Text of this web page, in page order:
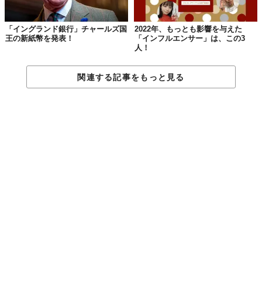
「イングランド銀行」チャールズ国
王の新紙幣を発表！
2022年、もっとも影響を与えた
「インフルエンサー」は、この3
人！
関連する記事をもっと見る